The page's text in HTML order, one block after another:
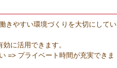
きやすい環境づくりを大切にしてい
に活用できます。
=> プライベート時間が充実できま